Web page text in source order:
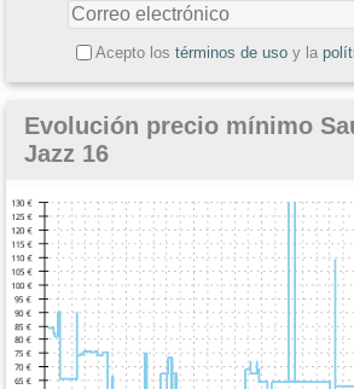
Acepto los términos de usoy la
Evolución precio mínimo
Jazz 16